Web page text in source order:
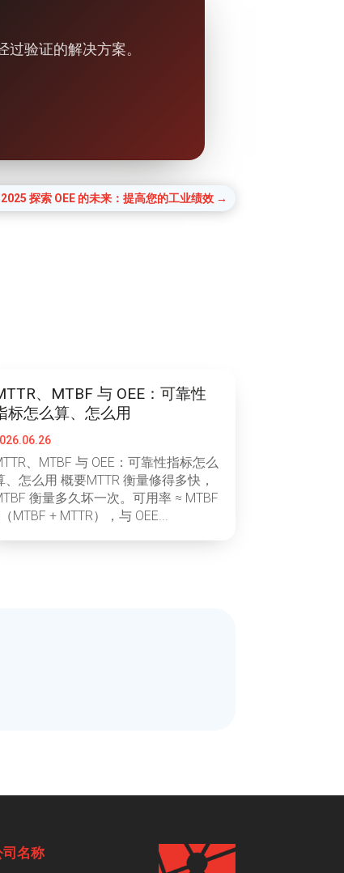
验证的解决方案。
探索 OEE 的未来：提高您的工业绩效→
、MTBF 与 OEE：可靠性
标怎么算、怎么用
、MTBF 与 OEE：可靠性指标怎么
、怎么用 概要MTTR 衡量修得多快，
衡量多久坏一次。可用率 ≈ MTBF
MTBF + MTTR），与 OEE...
司名称